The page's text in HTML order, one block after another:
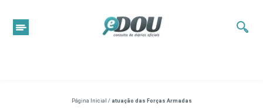
Página Inicial / atuação das Forças Armadas